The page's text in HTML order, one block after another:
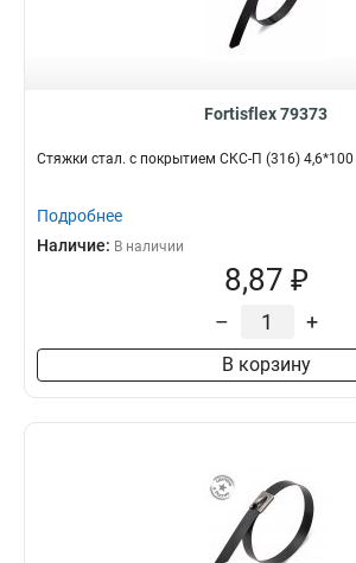
Fortisflex 79373
Стяжки стал. с покрытием СКС-П (316)
Подробнее
Наличие: В наличии
8,87 ₽
– +
В корзину